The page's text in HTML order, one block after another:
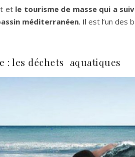
et le tourisme de masse qui a
méditerranéen. Il est l’un des
: les déchets aquatiques